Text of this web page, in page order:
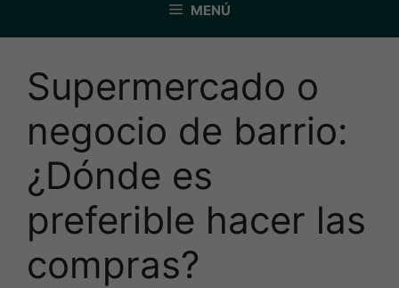
MENÚ
Supermercado o
negocio de barrio:
¿Dónde es
preferible hacer las
compras?